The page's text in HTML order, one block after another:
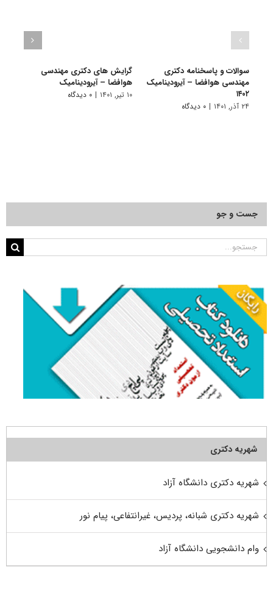
سوالات و پاسخنامه دکتری
مهندسی هوافضا – آیرودینامیک
۱۴۰۲
۲۴ آذر, ۱۴۰۱ | ۰ دیدگاه
گرایش های دکتری ﻣﻬﻨﺪسی
هوافضا – آیرودینامیک
۱۰ تیر, ۱۴۰۱ | ۰ دیدگاه
جست و جو
جستجو
شهریه دکتری
شهریه دکتری دانشگاه آزاد
شهریه دکتری شبانه، پردیس، غیرانتفاعی، پیام نور
وام دانشجویی دانشگاه آزاد